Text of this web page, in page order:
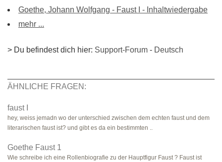
Goethe, Johann Wolfgang - Faust I - Inhaltwiedergabe
mehr ...
> Du befindest dich hier: Support-Forum - Deutsch
ÄHNLICHE FRAGEN:
faust I
hey, weiss jemadn wo der unterschied zwischen dem echten faust und dem
literarischen faust ist? und gibt es da ein bestimmten ..
Goethe Faust 1
Wie schreibe ich eine Rollenbiografie zu der Hauptfigur Faust ? Faust ist